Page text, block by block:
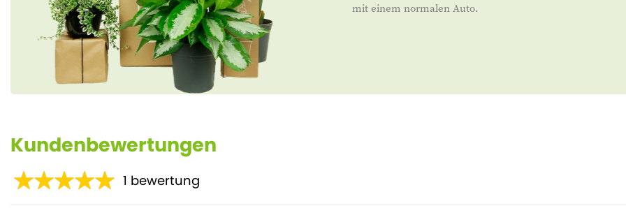
mit einem normalen Auto.
Kundenbewertungen
1 bewertung